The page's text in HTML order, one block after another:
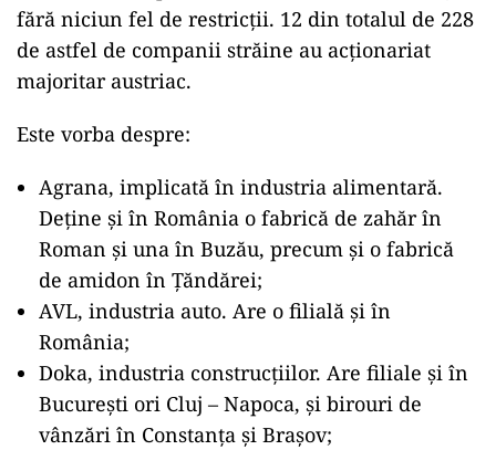
fără niciun fel de restricții. 12 din totalul de 228
de astfel de companii străine au acționariat
majoritar austriac.
Este vorba despre:
Agrana, implicată în industria alimentară.
Deţine și în România o fabrică de zahăr în
Roman şi una în Buzău, precum şi o fabrică
de amidon în Ţăndărei;
AVL, industria auto. Are o filială și în
România;
Doka, industria construcțiilor. Are filiale și în
București ori Cluj – Napoca, și birouri de
vânzări în Constanța și Brașov;